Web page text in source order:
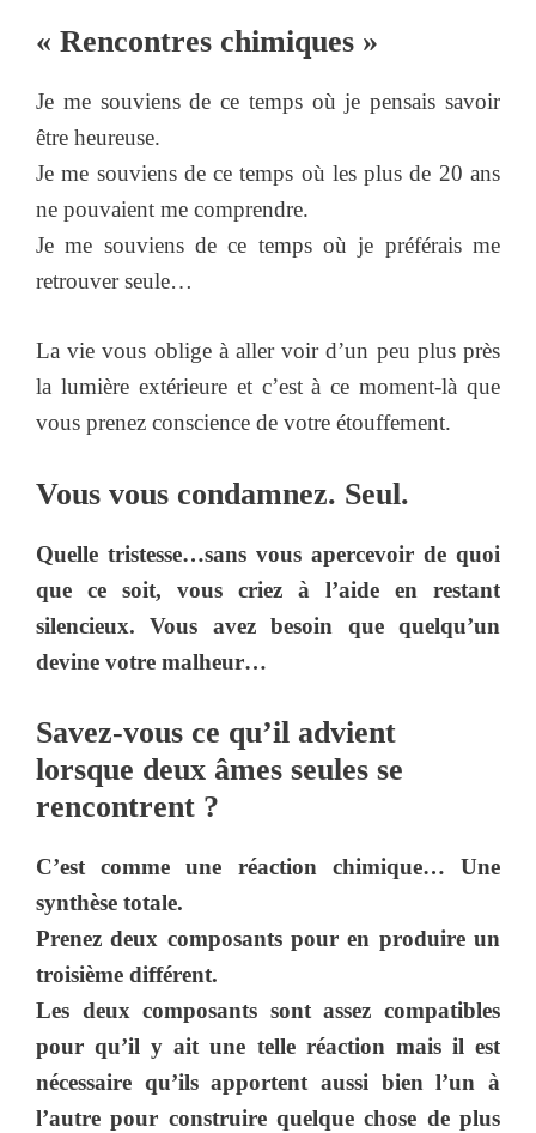
« Rencontres chimiques »
Je me souviens de ce temps où je pensais savoir
être heureuse.
Je me souviens de ce temps où les plus de 20 ans
ne pouvaient me comprendre.
Je me souviens de ce temps où je préférais me
retrouver seule…
La vie vous oblige à aller voir d’un peu plus près
la lumière extérieure et c’est à ce moment-là que
vous prenez conscience de votre étouffement.
Vous vous condamnez. Seul.
Quelle tristesse…sans vous apercevoir de quoi
que ce soit, vous criez à l’aide en restant
silencieux. Vous avez besoin que quelqu’un
devine votre malheur…
Savez-vous ce qu’il advient
lorsque deux âmes seules se
rencontrent ?
C’est comme une réaction chimique… Une
synthèse totale.
Prenez deux composants pour en produire un
troisième différent.
Les deux composants sont assez compatibles
pour qu’il y ait une telle réaction mais il est
nécessaire qu’ils apportent aussi bien l’un à
l’autre pour construire quelque chose de plus